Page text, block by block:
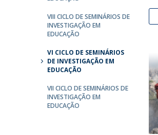
Research Centre for
| CEDH
Human
HNL
National Initiatives
VIII CICLO DE SEMINÁRIOS DE
INVESTIGAÇÃO EM
EDUCAÇÃO
VI CICLO DE SEMINÁRIOS
DE INVESTIGAÇÃO EM
EDUCAÇÃO
VII CICLO DE SEMINÁRIOS DE
INVESTIGAÇÃO EM
EDUCAÇÃO